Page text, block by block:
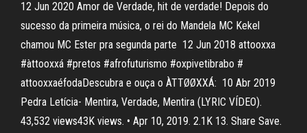
12 Jun 2020 Amor de Verdade, hit de verdade! Depois do
sucesso da primeira música, o rei do Mandela MC Kekel
chamou MC Ester pra segunda parte 12 Jun 2018 attooxxa
#àttooxxá #pretos #afrofuturismo #oxpivetibrabo #
attooxxaéfodaDescubra e ouça o ÀTTØØXXÁ: 10 Abr 2019
Pedra Letícia- Mentira, Verdade, Mentira (LYRIC VÍDEO).
43,532 views43K views. • Apr 10, 2019. 2.1K 13. Share Save.